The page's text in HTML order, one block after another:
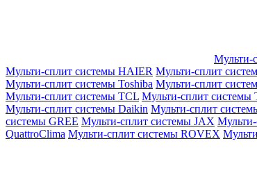
Мульти-
Мульти-сплит системы HAIER Мульти-сплит
Мульти-сплит системы Toshiba Мульти-сплит
Мульти-сплит системы TCL Мульти-сплит системы
Мульти-сплит системы Daikin Мульти-сплит
системы GREE Мульти-сплит системы JAX
QuattroClima Мульти-сплит системы ROVEX